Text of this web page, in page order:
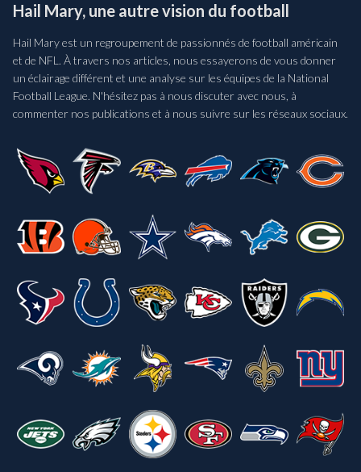
Hail Mary, une autre vision du football
Hail Mary est un regroupement de passionnés de football américain
et de NFL. À travers nos articles, nous essayerons de vous donner
un éclairage différent et une analyse sur les équipes de la National
Football League. N'hésitez pas à nous discuter avec nous, à
commenter nos publications et à nous suivre sur les réseaux sociaux.